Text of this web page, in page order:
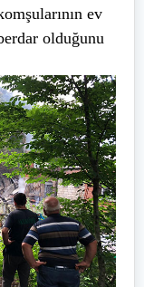
ev
olduğunu